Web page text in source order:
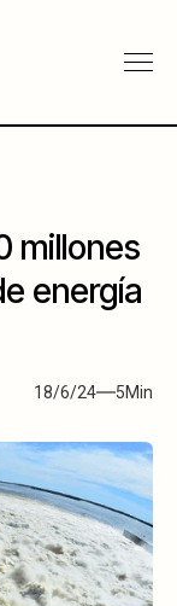
millones
energía
18/6/24 5Min